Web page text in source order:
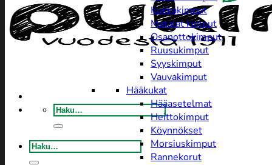
Etsi:
Etsi:
Kukkakimput
Matalat kimput
Osanottokimput
Ruusukimput
Syyskimput
Vauvakimput
Hääkukat
Hääasetelmat
Heittokimput
Köynnökset
Morsiuskimput
Rannekorut